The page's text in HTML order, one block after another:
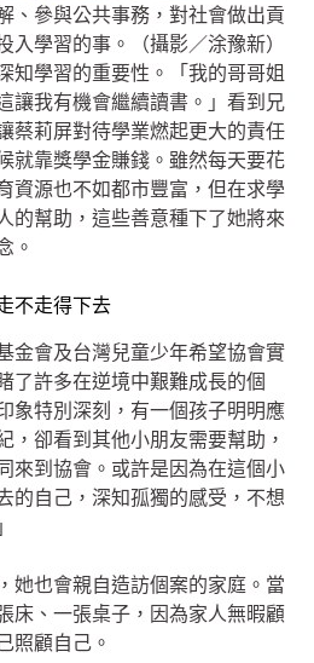
、參與公共事務，對社會做出貢
入學習的事。（攝影／涂豫新）
知學習的重要性。「我的哥哥姐
讓我有機會繼續讀書。」看到兄
蔡莉屏對待學業燃起更大的責任
就靠獎學金賺錢。雖然每天要花
資源也不如都市豐富，但在求學
的幫助，這些善意種下了她將來
。
不走得下去
金會及台灣兒童少年希望協會實
了許多在逆境中艱難成長的個
象特別深刻，有一個孩子明明應
，卻看到其他小朋友需要幫助，
來到協會。或許是因為在這個小
的自己，深知孤獨的感受，不想
她也會親自造訪個案的家庭。當
床、一張桌子，因為家人無暇顧
照顧自己。